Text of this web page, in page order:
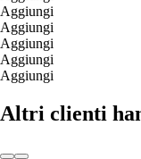
Aggiungi
Aggiungi
Aggiungi
Aggiungi
Aggiungi
Altri clienti